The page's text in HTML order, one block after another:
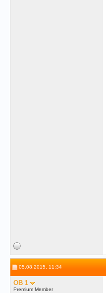
05.08.2015, 11:34
OB 1
Premium Member